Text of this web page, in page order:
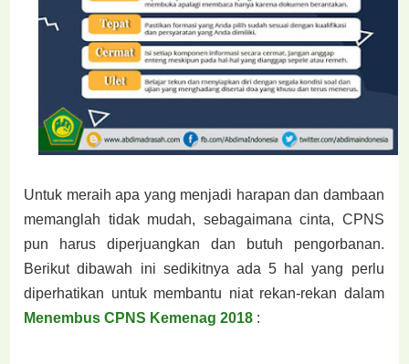
Untuk meraih apa yang menjadi harapan dan dambaan
memanglah tidak mudah, sebagaimana cinta, CPNS
pun harus diperjuangkan dan butuh pengorbanan.
Berikut dibawah ini sedikitnya ada 5 hal yang perlu
diperhatikan untuk membantu niat rekan-rekan dalam
Menembus CPNS Kemenag 2018 :